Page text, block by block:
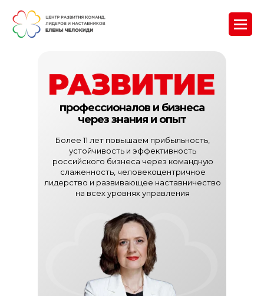
Более 11 лет повышаем прибыльность,
устойчивость и эффективность
российского бизнеса через командную
слаженность, человекоцентричное
лидерство и развивающее наставничество
на всех уровнях управления
профессионалов и бизнеса
через знания и опыт